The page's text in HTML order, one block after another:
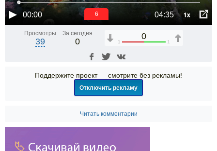
00:00 04:35 1x
6
Просмотры
39
За сегодня
0
0
1 1
Поддержите проект — смотрите без рекламы!
Отключить рекламу
Читать комментарии